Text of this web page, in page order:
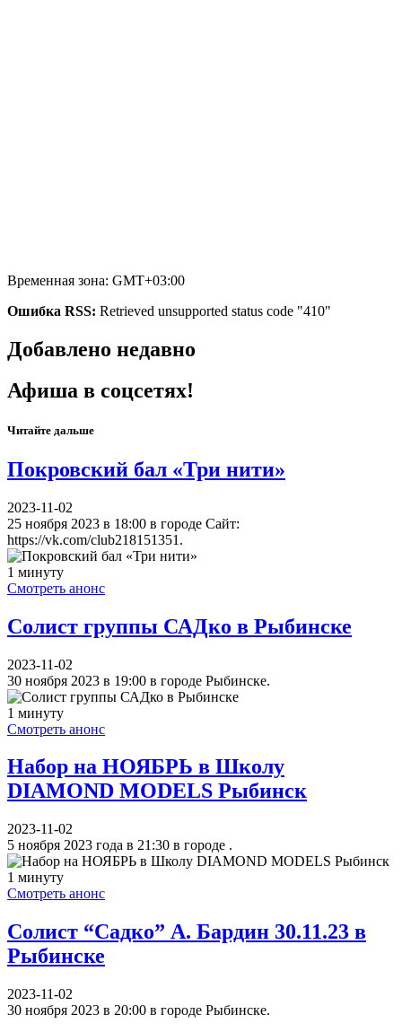
Временная зона: GMT+03:00
Ошибка RSS: Retrieved unsupported status code "410"
Добавлено недавно
Афиша в соцсетях!
Читайте дальше
Покровский бал «Три нити»
2023-11-02
25 ноября 2023 в 18:00 в городе Сайт:
https://vk.com/club218151351.
1 минуту
Смотреть анонс
Солист группы САДко в Рыбинске
2023-11-02
30 ноября 2023 в 19:00 в городе Рыбинске.
1 минуту
Смотреть анонс
Набор на НОЯБРЬ в Школу
DIAMOND MODELS Рыбинск
2023-11-02
5 ноября 2023 года в 21:30 в городе .
1 минуту
Смотреть анонс
Солист “Садко” А. Бардин 30.11.23 в
Рыбинске
2023-11-02
30 ноября 2023 в 20:00 в городе Рыбинске.